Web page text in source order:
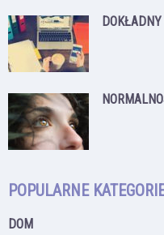
POPULARNE
DOM